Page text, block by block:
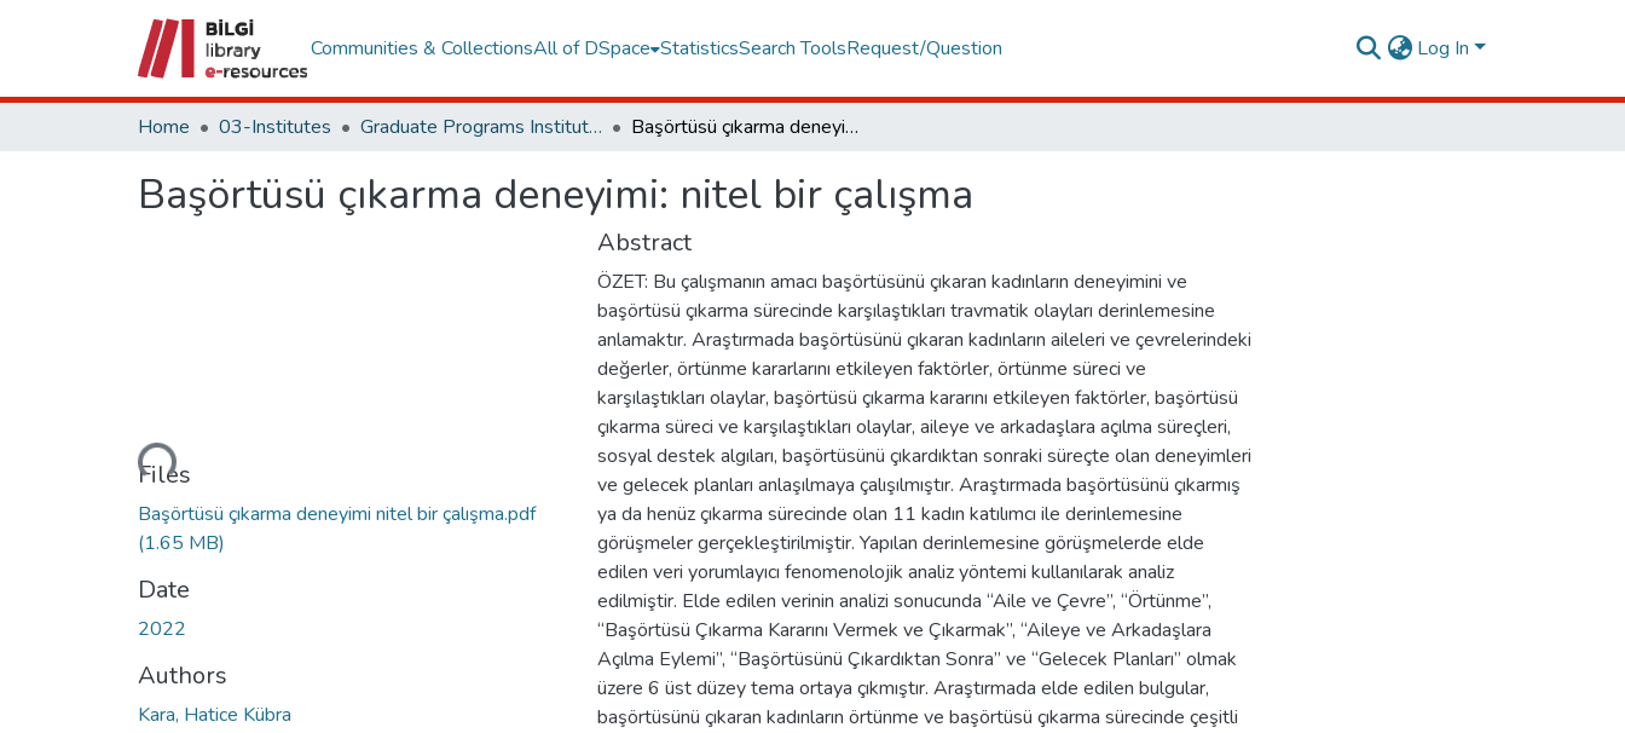
Communities & CollectionsAll of DSpace StatisticsSearch ToolsRequest/Question Log In
Home 03-Institutes Graduate Programs Institute Thesis Collection Başörtüsü çıkarma deneyimi: nitel bir çalışma
Başörtüsü çıkarma deneyimi: nitel bir çalışma
Loading...
Files
Başörtüsü çıkarma deneyimi nitel bir çalışma.pdf
(1.65 MB)
Date
2022
Authors
Kara, Hatice Kübra
Abstract
ÖZET: Bu çalışmanın amacı başörtüsünü çıkaran kadınların deneyimini ve
başörtüsü çıkarma sürecinde karşılaştıkları travmatik olayları derinlemesine
anlamaktır. Araştırmada başörtüsünü çıkaran kadınların aileleri ve çevrelerindeki
değerler, örtünme kararlarını etkileyen faktörler, örtünme süreci ve
karşılaştıkları olaylar, başörtüsü çıkarma kararını etkileyen faktörler, başörtüsü
çıkarma süreci ve karşılaştıkları olaylar, aileye ve arkadaşlara açılma süreçleri,
sosyal destek algıları, başörtüsünü çıkardıktan sonraki süreçte olan deneyimleri
ve gelecek planları anlaşılmaya çalışılmıştır. Araştırmada başörtüsünü çıkarmış
ya da henüz çıkarma sürecinde olan 11 kadın katılımcı ile derinlemesine
görüşmeler gerçekleştirilmiştir. Yapılan derinlemesine görüşmelerde elde
edilen veri yorumlayıcı fenomenolojik analiz yöntemi kullanılarak analiz
edilmiştir. Elde edilen verinin analizi sonucunda “Aile ve Çevre”, “Örtünme”,
“Başörtüsü Çıkarma Kararını Vermek ve Çıkarmak”, “Aileye ve Arkadaşlara
Açılma Eylemi”, “Başörtüsünü Çıkardıktan Sonra” ve “Gelecek Planları” olmak
üzere 6 üst düzey tema ortaya çıkmıştır. Araştırmada elde edilen bulgular,
başörtüsünü çıkaran kadınların örtünme ve başörtüsü çıkarma sürecinde çeşitli